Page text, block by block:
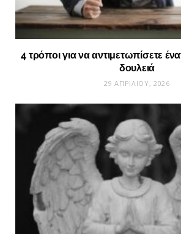
4 τρόποι για να αντιμετωπίσετε
δουλειά
29 ΑΠΡΙΛΊΟΥ, 2026